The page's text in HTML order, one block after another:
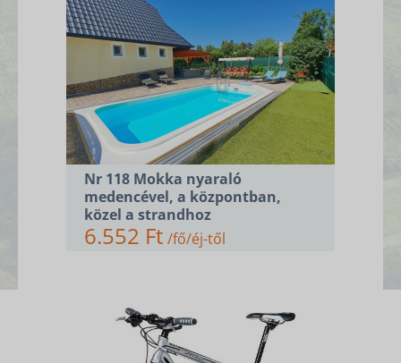
Nr 118 Mokka nyaraló
medencével, a központban,
közel a strandhoz
6.552 Ft /fő/éj-től